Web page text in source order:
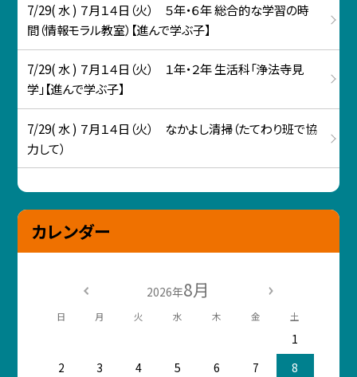
7/29( 水 ) ７月１４日（火） ５年・６年 総合的な学習の時
間（情報モラル教室）【進んで学ぶ子】
7/29( 水 ) ７月１４日（火） １年・２年 生活科「浄法寺見
学」【進んで学ぶ子】
7/29( 水 ) ７月１４日（火） なかよし清掃（たてわり班で協
力して）
カレンダー
2026年8月
日 月 火 水 木 金 土
1
2
3 4 5 6 7
8